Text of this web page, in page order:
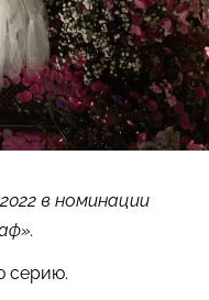
в номинации
серию.